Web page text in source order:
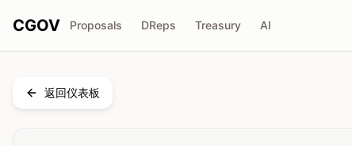
CGOV Proposals DReps Treasury AI
返回仪表板